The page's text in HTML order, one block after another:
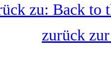
zu: Back to
zurück